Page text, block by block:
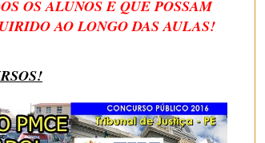
OS ALUNOS E QUE POSSAM
AO LONGO DAS AULAS!